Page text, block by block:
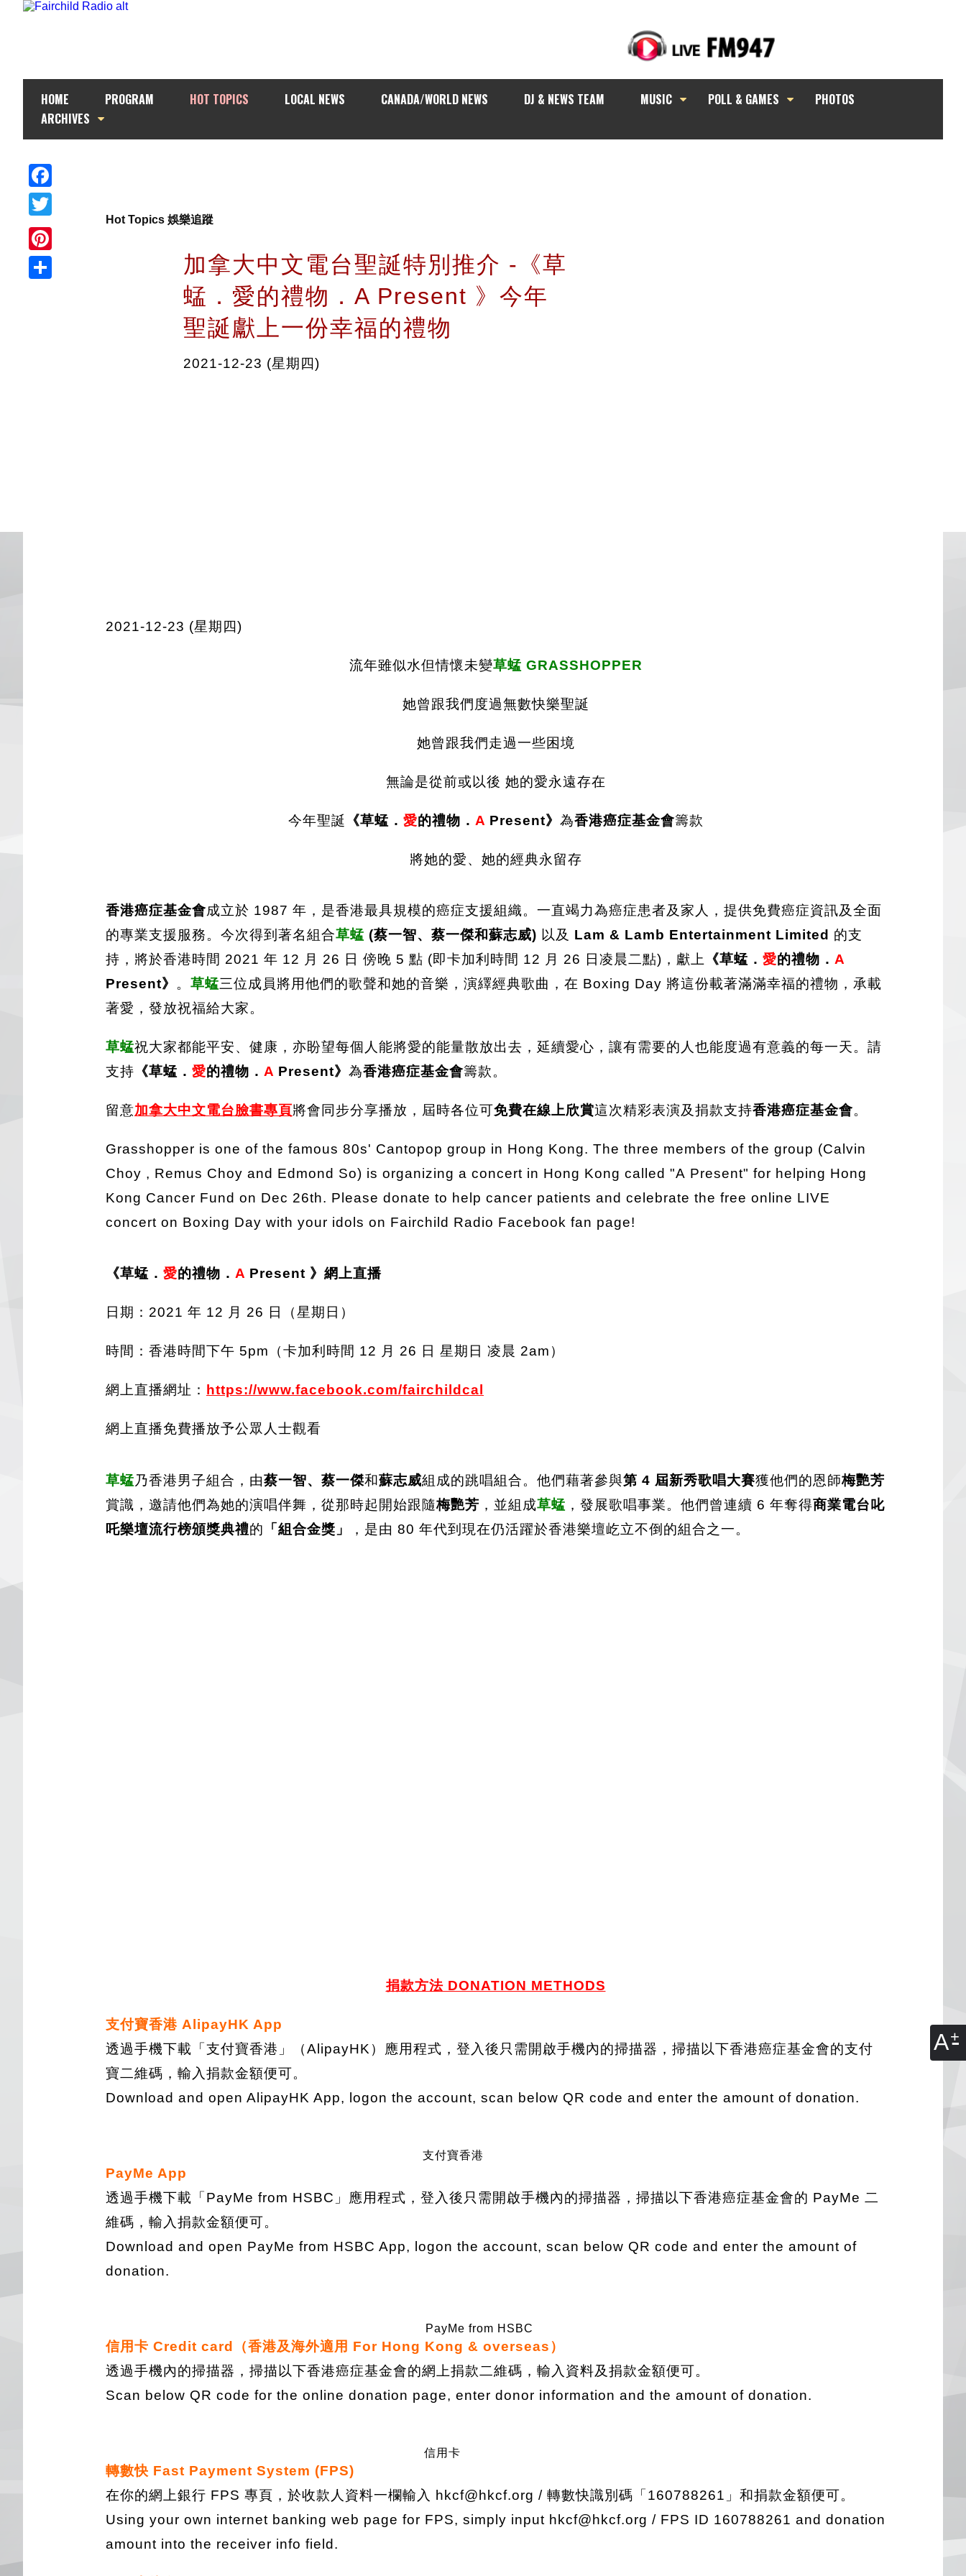
A
HOME PROGRAM HOT TOPICS LOCAL NEWS CANADA/WORLD NEWS DJ & NEWS TEAM MUSIC POLL & GAMES
PHOTOS
ARCHIVES
Facebook
Twitter
Pinterest
Hot Topics 娛樂追蹤
加拿大中文電台聖誕特別推介 -《草
蜢．愛的禮物．A Present 》今年
聖誕獻上一份幸福的禮物
2021-12-23 (星期四)
2021-12-23 (星期四)
流年雖似水但情懷未變草蜢 GRASSHOPPER
她曾跟我們度過無數快樂聖誕
她曾跟我們走過一些困境
無論是從前或以後 她的愛永遠存在
今年聖誕 《草蜢． 愛的禮物． A Present》 為香港癌症基金會籌款
將她的愛、她的經典永留存
香港癌症基金會成立於 1987 年，是香港最具規模的癌症支援組織。一直竭力為癌症患者及家人，提供免費癌症資訊及全面
的專業支援服務。今次得到著名組合草蜢 (蔡一智、蔡一傑和蘇志威) 以及 Lam & Lamb Entertainment Limited 的支
持，將於香港時間 2021 年 12 月 26 日 傍晚 5 點 (即卡加利時間 12 月 26 日凌晨二點)，獻上
《草蜢． 愛的禮物． A
Present》 。 草蜢三位成員將用他們的歌聲和她的音樂，演繹經典歌曲，在 Boxing Day 將這份載著滿滿幸福的禮物，承載
著愛，發放祝福給大家。
草蜢祝大家都能平安、健康，亦盼望每個人能將愛的能量散放出去，延續愛心，讓有需要的人也能度過有意義的每一天。請
支持 《草蜢． 愛的禮物． A Present》 為香港癌症基金會籌款。
留意加拿大中文電台臉書專頁將會同步分享播放，屆時各位可免費在線上欣賞這次精彩表演及捐款支持香港癌症基金會。
Grasshopper is one of the famous 80s' Cantopop group in Hong Kong. The three members of the group (Calvin
Choy , Remus Choy and Edmond So) is organizing a concert in Hong Kong called "A Present" for helping Hong
Kong Cancer Fund on Dec 26th. Please donate to help cancer patients and celebrate the free online LIVE
concert on Boxing Day with your idols on Fairchild Radio Facebook fan page!
《草蜢． 愛的禮物． A Present 》網上直播
日期：2021 年 12 月 26 日（星期日）
時間：香港時間下午 5pm（卡加利時間 12 月 26 日 星期日 凌晨 2am）
網上直播網址： https://www.facebook.com/fairchildcal
網上直播免費播放予公眾人士觀看
草蜢乃香港男子組合，由蔡一智、蔡一傑和蘇志威組成的跳唱組合。他們藉著參與第 4 屆新秀歌唱大賽獲他們的恩師梅艷芳
賞識，邀請他們為她的演唱伴舞，從那時起開始跟隨梅艷芳 ，並組成草蜢 ，發展歌唱事業。他們曾連續 6 年奪得商業電台叱
吒樂壇流行榜頒獎典禮的 「組合金獎」 ，是由 80 年代到現在仍活躍於香港樂壇屹立不倒的組合之一。
捐款方法 DONATION METHODS
支付寶香港 AlipayHK App
透過手機下載「支付寶香港」（AlipayHK）應用程式，登入後只需開啟手機內的掃描器，掃描以下香港癌症基金會的支付
寶二維碼，輸入捐款金額便可。
Download and open AlipayHK App, logon the account, scan below QR code and enter the amount of donation.
支付寶香港
PayMe App
透過手機下載「PayMe from HSBC」應用程式，登入後只需開啟手機內的掃描器，掃描以下香港癌症基金會的 PayMe 二
維碼，輸入捐款金額便可。
Download and open PayMe from HSBC App, logon the account, scan below QR code and enter the amount of
donation.
PayMe from HSBC
信用卡 Credit card（香港及海外適用 For Hong Kong & overseas）
透過手機內的掃描器，掃描以下香港癌症基金會的網上捐款二維碼，輸入資料及捐款金額便可。
Scan below QR code for the online donation page, enter donor information and the amount of donation.
信用卡
轉數快 Fast Payment System (FPS)
在你的網上銀行 FPS 專頁，於收款人資料一欄輸入 hkcf@hkcf.org / 轉數快識別碼「160788261」和捐款金額便可。
Using your own internet banking web page for FPS, simply input hkcf@hkcf.org / FPS ID 160788261 and donation
amount into the receiver info field.